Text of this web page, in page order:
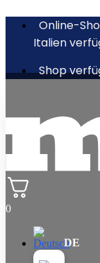
Online-
Italien
Shop
0